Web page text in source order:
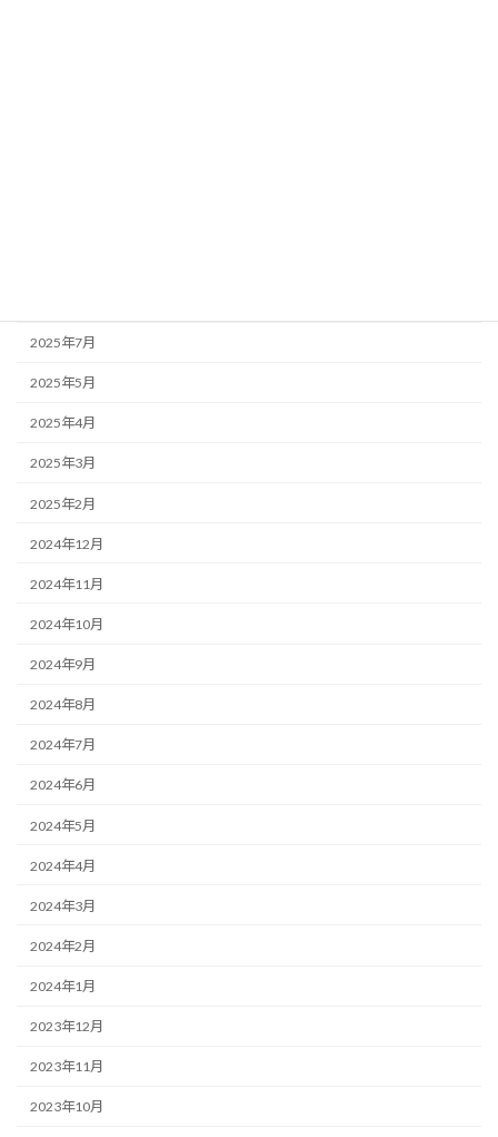
2025年7月
2025年5月
2025年4月
2025年3月
2025年2月
2024年12月
2024年11月
2024年10月
2024年9月
2024年8月
2024年7月
2024年6月
2024年5月
2024年4月
2024年3月
2024年2月
2024年1月
2023年12月
2023年11月
2023年10月